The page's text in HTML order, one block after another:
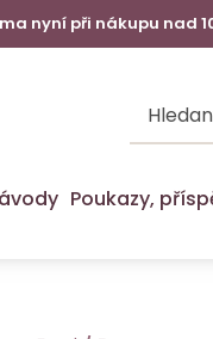
nyní při nákupu nad
Poukazy,